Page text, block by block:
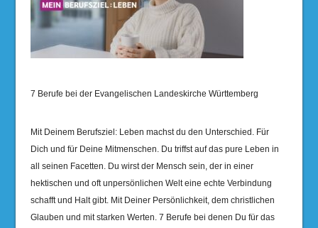
7 Berufe bei der Evangelischen Landeskirche Württemberg
Mit Deinem Berufsziel: Leben machst du den Unterschied. Für
Dich und für Deine Mitmenschen. Du triffst auf das pure Leben in
all seinen Facetten. Du wirst der Mensch sein, der in einer
hektischen und oft unpersönlichen Welt eine echte Verbindung
schafft und Halt gibt. Mit Deiner Persönlichkeit, dem christlichen
Glauben und mit starken Werten. 7 Berufe bei denen Du für das